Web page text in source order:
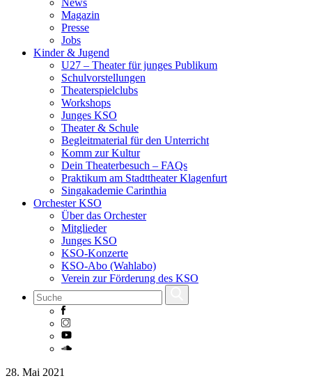
News
Magazin
Presse
Jobs
Kinder & Jugend
U27 – Theater für junges Publikum
Schulvorstellungen
Theaterspielclubs
Workshops
Junges KSO
Theater & Schule
Begleitmaterial für den Unterricht
Komm zur Kultur
Dein Theaterbesuch – FAQs
Praktikum am Stadttheater Klagenfurt
Singakademie Carinthia
Orchester KSO
Über das Orchester
Mitglieder
Junges KSO
KSO-Konzerte
KSO-Abo (Wahlabo)
Verein zur Förderung des KSO
Skip
28. Mai 2021